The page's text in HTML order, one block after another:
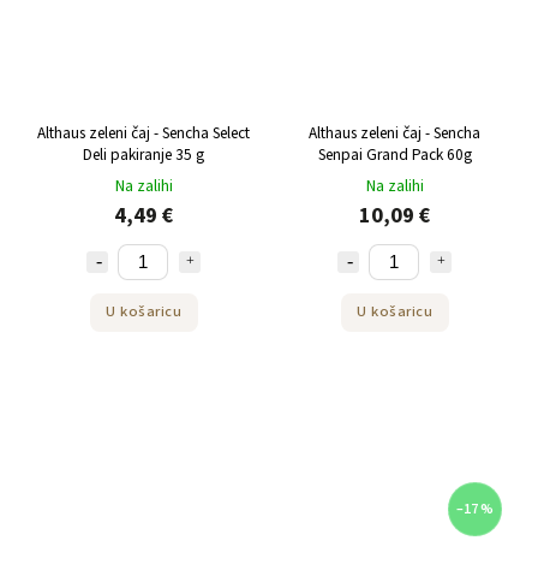
Althaus zeleni čaj - Sencha Select
Deli pakiranje 35 g
Na zalihi
4,49 €
U košaricu
Althaus zeleni čaj - Sencha
Senpai Grand Pack 60g
Na zalihi
10,09 €
U košaricu
–17 %